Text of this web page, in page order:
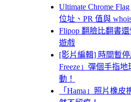
Ultimate Chrome
位址、PR 值與
Flipop 翻臉比翻書
遊戲
[影片編輯] 時間暫
Freeze」彈個手指
動！
「Hama」照片橡皮